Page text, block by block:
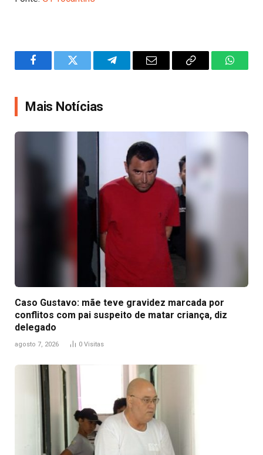
FacebookTwitter TelegramEmail
Copy
Mais Notícias
Caso Gustavo: mãe teve gravidez marcada por
conflitos com pai suspeito de matar criança, diz
delegado
agosto 7, 2026 0 Visitas